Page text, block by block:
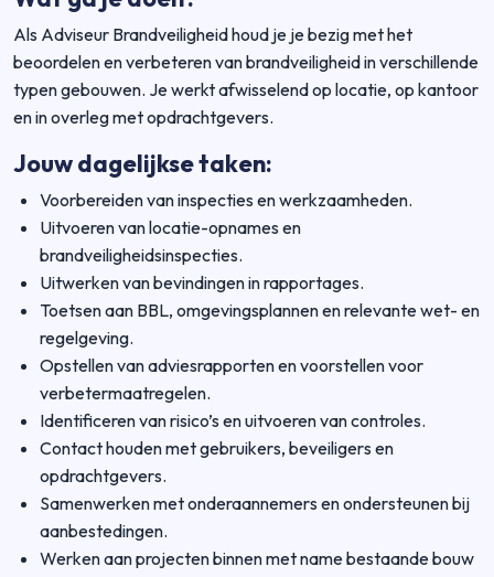
Als Adviseur Brandveiligheid houd je je bezig met het
beoordelen en verbeteren van brandveiligheid in verschillende
typen gebouwen. Je werkt afwisselend op locatie, op kantoor
en in overleg met opdrachtgevers.
Jouw dagelijkse taken:
Voorbereiden van inspecties en werkzaamheden.
Uitvoeren van locatie-opnames en
brandveiligheidsinspecties.
Uitwerken van bevindingen in rapportages.
Toetsen aan BBL, omgevingsplannen en relevante wet- en
regelgeving.
Opstellen van adviesrapporten en voorstellen voor
verbetermaatregelen.
Identificeren van risico’s en uitvoeren van controles.
Contact houden met gebruikers, beveiligers en
opdrachtgevers.
Samenwerken met onderaannemers en ondersteunen bij
aanbestedingen.
Werken aan projecten binnen met name bestaande bouw